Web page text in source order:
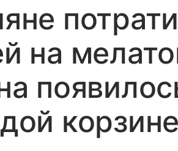
на
корзине